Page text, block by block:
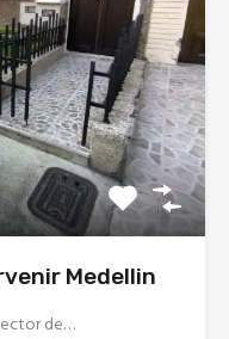
Medellin
de…